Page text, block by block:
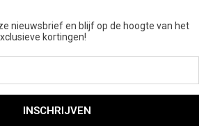
nieuwsbrief en blijf op de hoogte van het
kortingen!
INSCHRIJVEN